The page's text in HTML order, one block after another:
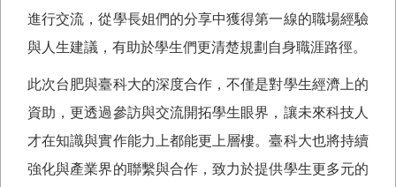
進行交流，從學長姐們的分享中獲得第一線的職場經驗
與人生建議，有助於學生們更清楚規劃自身職涯路徑。
此次台肥與臺科大的深度合作，不僅是對學生經濟上的
資助，更透過參訪與交流開拓學生眼界，讓未來科技人
才在知識與實作能力上都能更上層樓。臺科大也將持續
強化與產業界的聯繫與合作，致力於提供學生更多元的